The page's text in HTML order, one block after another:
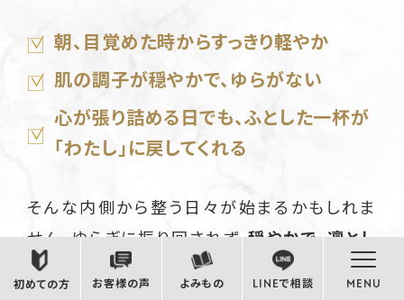
初めての方 お客様の声 よみもの LINEで相談 MENU
朝、目覚めた時からすっきり軽やか
肌の調子が穏やかで、ゆらがない
心が張り詰める日でも、ふとした一杯が
「わたし」に戻してくれる
そんな内側から整う日々が始まるかもしれま
せん。ゆらぎに振り回されず、穏やかで、凛とし
た私へ。